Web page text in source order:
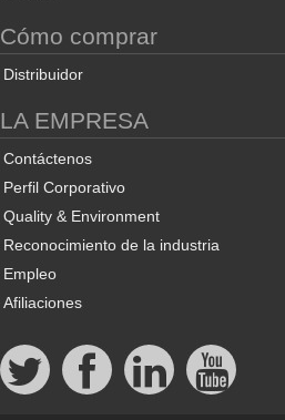
Cómo comprar
Distribuidor
LA EMPRESA
Contáctenos
Perfil Corporativo
Quality & Environment
Reconocimiento de la industria
Empleo
Afiliaciones